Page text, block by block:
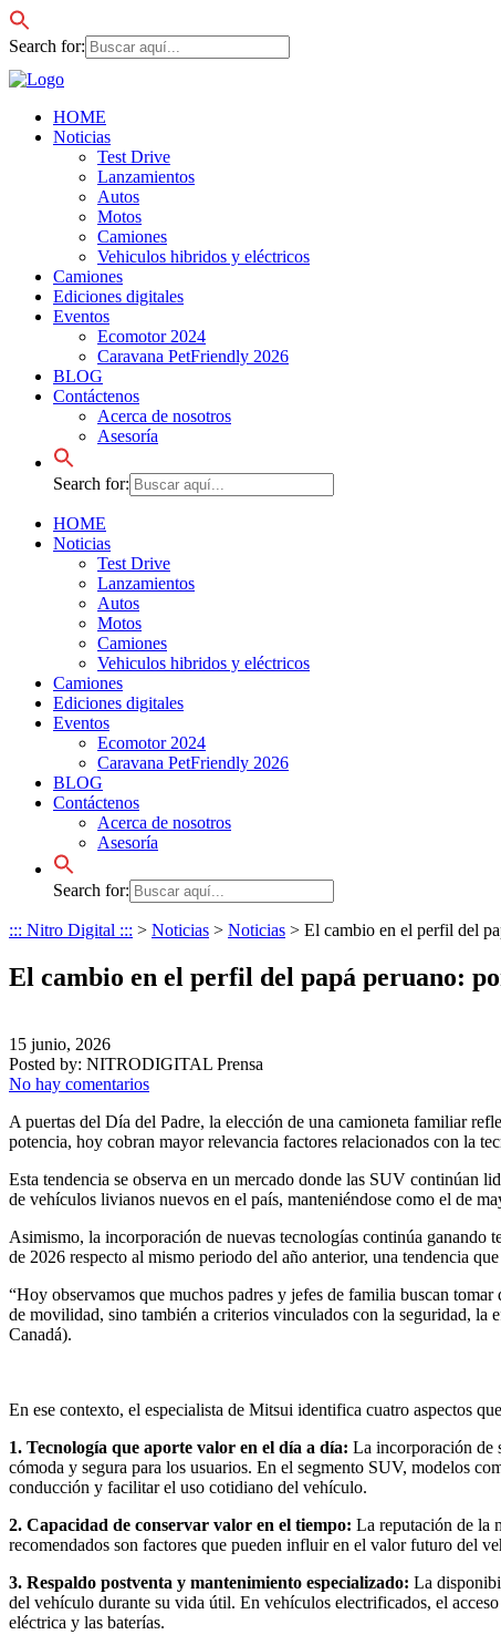
Search for:
HOME
Noticias
Test Drive
Lanzamientos
Autos
Motos
Camiones
Vehiculos hibridos y eléctricos
Camiones
Ediciones digitales
Eventos
Ecomotor 2024
Caravana PetFriendly 2026
BLOG
Contáctenos
Acerca de nosotros
Asesoría
Search for:
HOME
Noticias
Test Drive
Lanzamientos
Autos
Motos
Camiones
Vehiculos hibridos y eléctricos
Camiones
Ediciones digitales
Eventos
Ecomotor 2024
Caravana PetFriendly 2026
BLOG
Contáctenos
Acerca de nosotros
Asesoría
Search for:
::: Nitro Digital ::: > Noticias > Noticias > El cambio en el perfil del
El cambio en el perfil del papá peruano:
15 junio, 2026
Posted by: NITRODIGITAL Prensa
No hay comentarios
A puertas del Día del Padre, la elección de una camioneta familiar
potencia, hoy cobran mayor relevancia factores relacionados con la
Esta tendencia se observa en un mercado donde las SUV continúan
de vehículos livianos nuevos en el país, manteniéndose como el de
Asimismo, la incorporación de nuevas tecnologías continúa ganando
de 2026 respecto al mismo periodo del año anterior, una tendencia
“Hoy observamos que muchos padres y jefes de familia buscan
de movilidad, sino también a criterios vinculados con la seguridad, la
Canadá).
En ese contexto, el especialista de Mitsui identifica cuatro aspectos
1. Tecnología que aporte valor en el día a día: La incorporación de
cómoda y segura para los usuarios. En el segmento SUV, modelos
conducción y facilitar el uso cotidiano del vehículo.
2. Capacidad de conservar valor en el tiempo: La reputación de la
recomendados son factores que pueden influir en el valor futuro del
3. Respaldo postventa y mantenimiento especializado: La
del vehículo durante su vida útil. En vehículos electrificados, el
eléctrica y las baterías.